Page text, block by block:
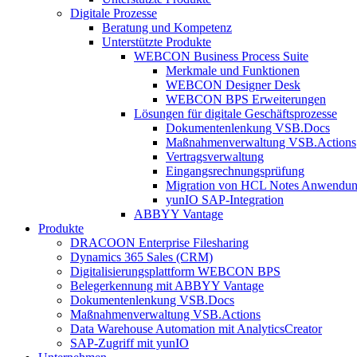
Digitale Prozesse
Beratung und Kompetenz
Unterstützte Produkte
WEBCON Business Process Suite
Merkmale und Funktionen
WEBCON Designer Desk
WEBCON BPS Erweiterungen
Lösungen für digitale Geschäftsprozesse
Dokumentenlenkung VSB.Docs
Maßnahmenverwaltung VSB.Actions
Vertragsverwaltung
Eingangsrechnungs­prüfung
Migration von HCL Notes
yunIO SAP-Integration
ABBYY Vantage
Produkte
DRACOON Enterprise Filesharing
Dynamics 365 Sales (CRM)
Digitalisierungsplattform WEBCON BPS
Belegerkennung mit ABBYY Vantage
Dokumentenlenkung VSB.Docs
Maßnahmenverwaltung VSB.Actions
Data Warehouse Automation mit AnalyticsCreator
SAP-Zugriff mit yunIO